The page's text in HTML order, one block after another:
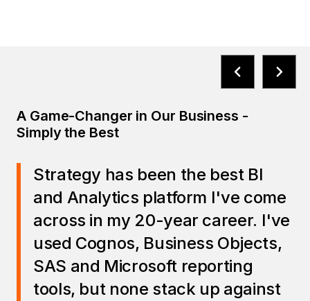
A Game-Changer in Our Business -
Simply the Best
Strategy has been the best BI
and Analytics platform I've come
across in my 20-year career. I've
used Cognos, Business Objects,
SAS and Microsoft reporting
tools, but none stack up against